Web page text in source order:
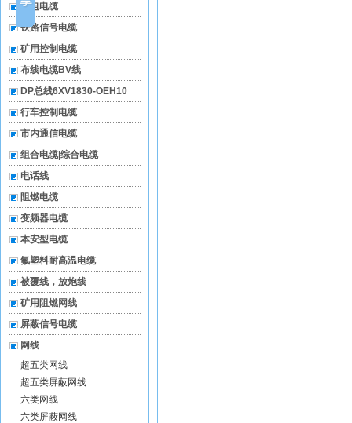
弱电电缆
铁路信号电缆
矿用控制电缆
布线电缆BV线
DP总线6XV1830-OEH10
行车控制电缆
市内通信电缆
组合电缆|综合电缆
电话线
阻燃电缆
变频器电缆
本安型电缆
氟塑料耐高温电缆
被覆线，放炮线
矿用阻燃网线
屏蔽信号电缆
网线
超五类网线
超五类屏蔽网线
六类网线
六类屏蔽网线